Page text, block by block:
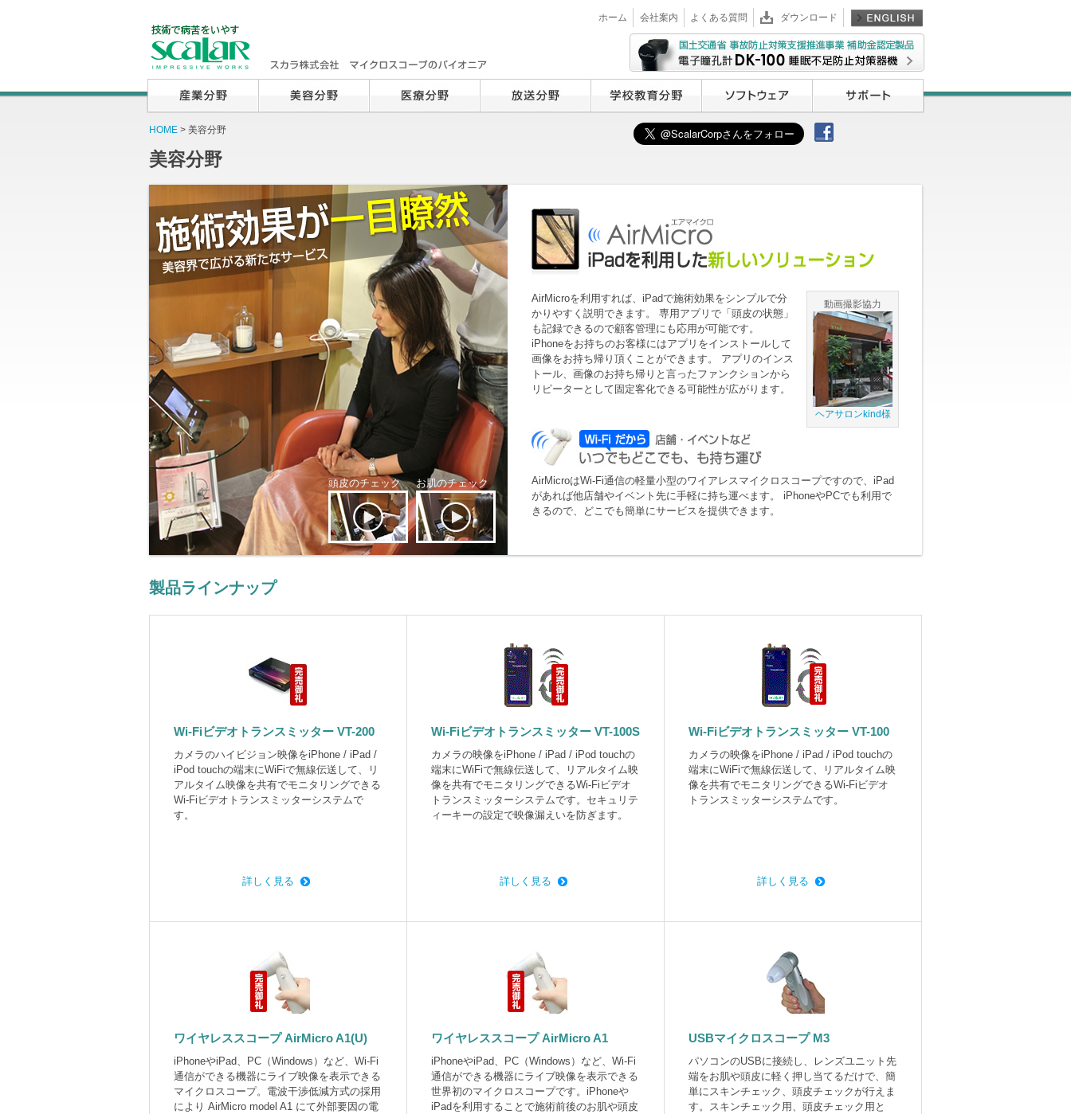
ホーム 会社案内 よくある質問 ダウンロード
HOME > 美容分野
美容分野
AirMicroを利用すれば、iPadで施術効果をシンプルで分
かりやすく説明できます。 専用アプリで「頭皮の状態」
も記録できるので顧客管理にも応用が可能です。
iPhoneをお持ちのお客様にはアプリをインストールして
画像をお持ち帰り頂くことができます。 アプリのインス
トール、画像のお持ち帰りと言ったファンクションから
リピーターとして固定客化できる可能性が広がります。
動画撮影協力
ヘアサロンkind様
AirMicroはWi-Fi通信の軽量小型のワイアレスマイクロスコープですので、iPad
があれば他店舗やイベント先に手軽に持ち運べます。 iPhoneやPCでも利用で
きるので、どこでも簡単にサービスを提供できます。
頭皮のチェック お肌のチェック
製品ラインナップ
Wi-Fiビデオトランスミッター VT-200
カメラのハイビジョン映像をiPhone / iPad /
iPod touchの端末にWiFiで無線伝送して、リ
アルタイム映像を共有でモニタリングできる
Wi-Fiビデオトランスミッターシステムで
す。
詳しく見る
Wi-Fiビデオトランスミッター VT-100S
カメラの映像をiPhone / iPad / iPod touchの
端末にWiFiで無線伝送して、リアルタイム映
像を共有でモニタリングできるWi-Fiビデオ
トランスミッターシステムです。セキュリテ
ィーキーの設定で映像漏えいを防ぎます。
詳しく見る
Wi-Fiビデオトランスミッター VT-100
カメラの映像をiPhone / iPad / iPod touchの
端末にWiFiで無線伝送して、リアルタイム映
像を共有でモニタリングできるWi-Fiビデオ
トランスミッターシステムです。
詳しく見る
ワイヤレススコープ AirMicro A1(U)
iPhoneやiPad、PC（Windows）など、Wi-Fi
通信ができる機器にライブ映像を表示できる
マイクロスコープ。電波干渉低減方式の採用
により AirMicro model A1 にて外部要因の電
ワイヤレススコープ AirMicro A1
iPhoneやiPad、PC（Windows）など、Wi-Fi
通信ができる機器にライブ映像を表示できる
世界初のマイクロスコープです。iPhoneや
iPadを利用することで施術前後のお肌や頭皮
USBマイクロスコープ M3
パソコンのUSBに接続し、レンズユニット先
端をお肌や頭皮に軽く押し当てるだけで、簡
単にスキンチェック、頭皮チェックが行えま
す。スキンチェック用、頭皮チェック用と